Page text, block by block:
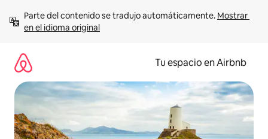
contenido
Parte del contenido se tradujo automáticamente. Mostrar
en el idioma original
Tu espacio en Airbnb